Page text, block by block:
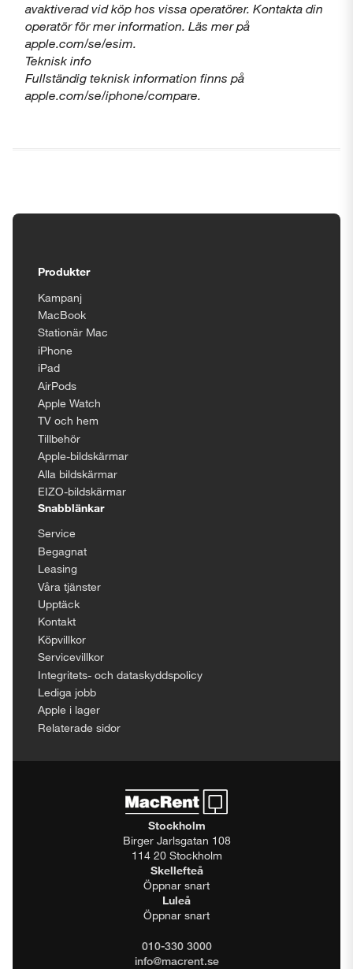
avaktiverad vid köp hos vissa operatörer. Kontakta din
operatör för mer information. Läs mer på
apple.com/se/esim.
Teknisk info
Fullständig teknisk information finns på
apple.com/se/iphone/compare.
Produkter
Kampanj
MacBook
Stationär Mac
iPhone
iPad
AirPods
Apple Watch
TV och hem
Tillbehör
Apple-bildskärmar
Alla bildskärmar
EIZO-bildskärmar
Snabblänkar
Service
Begagnat
Leasing
Våra tjänster
Upptäck
Kontakt
Köpvillkor
Servicevillkor
Integritets- och dataskyddspolicy
Lediga jobb
Apple i lager
Relaterade sidor
Stockholm
Birger Jarlsgatan 108
114 20 Stockholm
Skellefteå
Öppnar snart
Luleå
Öppnar snart
010-330 3000
info@macrent.se